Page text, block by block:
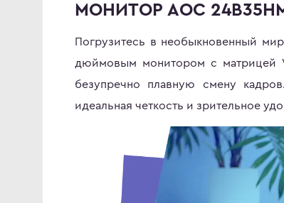
МОНИТОР AOC
Погрузитесь в необыкновенный
дюймовым монитором с матрицей
безупречно плавную смену
идеальная четкость и зрительное